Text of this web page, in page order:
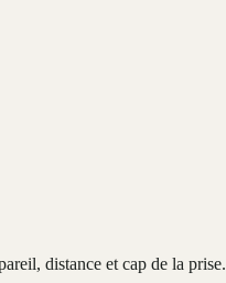
distance et cap de la prise.